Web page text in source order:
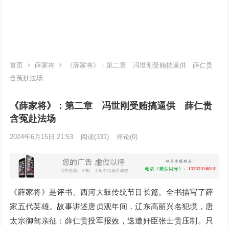
首页 薛家将
《薛家将》：第二章 冯世刚受贿搞逼供 薛仁贵
含冤赴法场
《薛家将》：第二章 冯世刚受贿搞逼供 薛仁贵
含冤赴法场
2024年6月15日 21:53 阅读(331) 评论(0)
《薛家将》是评书、西河大鼓传统节目长篇。全书描写了薛
家五代英雄。故事讲述唐贞观年间，辽东高丽兴名犯境，唐
太宗御驾亲征：薛仁贵投军报效，迭遭奸臣张士贵压制。只